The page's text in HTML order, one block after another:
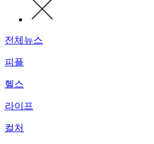
전체뉴스
피플
헬스
라이프
컬처